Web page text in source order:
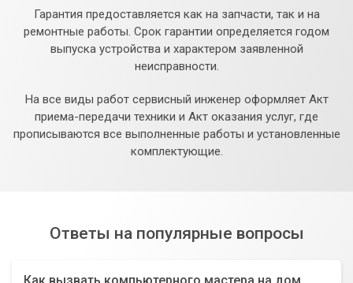
Гарантия предоставляется как на запчасти, так и на
ремонтные работы. Срок гарантии определяется годом
выпуска устройства и характером заявленной
неисправности.
На все виды работ сервисный инженер оформляет Акт
приема-передачи техники и Акт оказания услуг, где
прописываются все выполненные работы и установленные
комплектующие.
Ответы на популярные вопросы